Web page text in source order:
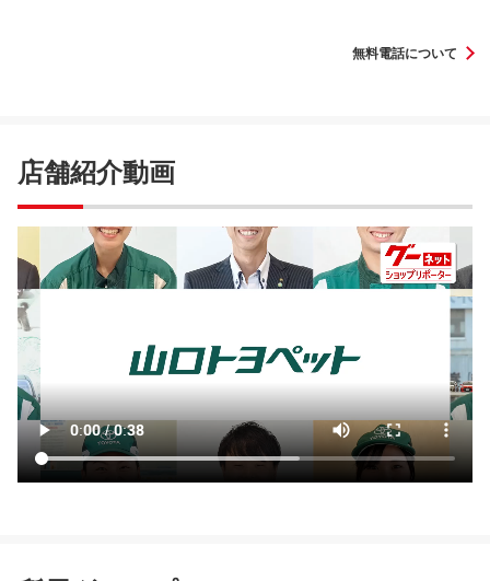
無料電話について
店舗紹介動画